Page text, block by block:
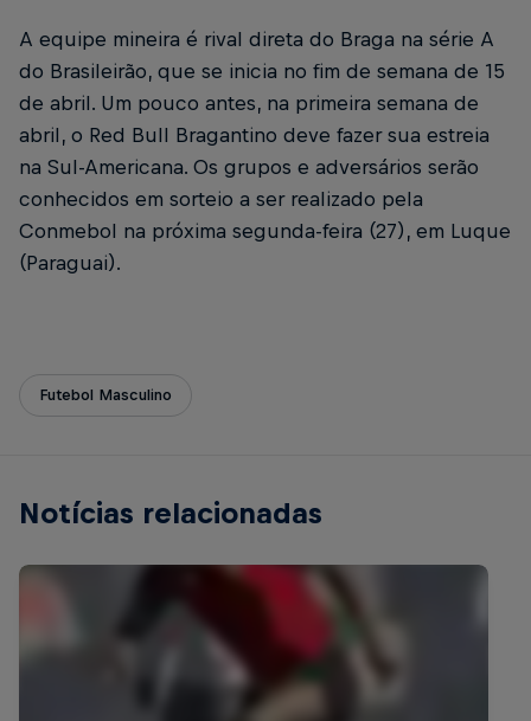
A equipe mineira é rival direta do Braga na série A
do Brasileirão, que se inicia no fim de semana de 15
de abril. Um pouco antes, na primeira semana de
abril, o Red Bull Bragantino deve fazer sua estreia
na Sul-Americana. Os grupos e adversários serão
conhecidos em sorteio a ser realizado pela
Conmebol na próxima segunda-feira (27), em Luque
(Paraguai).
Futebol Masculino
Notícias relacionadas